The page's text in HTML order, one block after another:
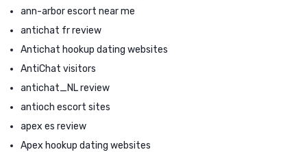
ann-arbor escort near me
antichat fr review
Antichat hookup dating websites
AntiChat visitors
antichat_NL review
antioch escort sites
apex es review
Apex hookup dating websites